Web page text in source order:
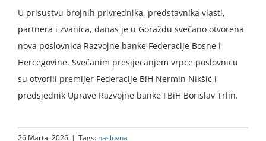
U prisustvu brojnih privrednika, predstavnika vlasti,
partnera i zvanica, danas je u Goraždu svečano otvorena
nova poslovnica Razvojne banke Federacije Bosne i
Hercegovine. Svečanim presijecanjem vrpce poslovnicu
su otvorili premijer Federacije BiH Nermin Nikšić i
predsjednik Uprave Razvojne banke FBiH Borislav Trlin.
26 Marta, 2026 | Tags: naslovna